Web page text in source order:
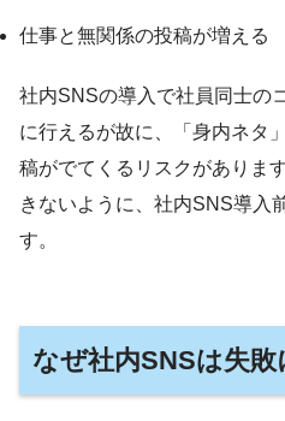
仕事と無関係の投稿が増える
社内SNSの導入で社員同士の
に行えるが故に、「身内ネタ
稿がでてくるリスクがありま
きないように、社内SNS導入
す。
なぜ社内SNSは失敗